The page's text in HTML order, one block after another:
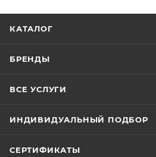
КАТАЛОГ
БРЕНДЫ
ВСЕ УСЛУГИ
ИНДИВИДУАЛЬНЫЙ ПОДБОР
СЕРТИФИКАТЫ